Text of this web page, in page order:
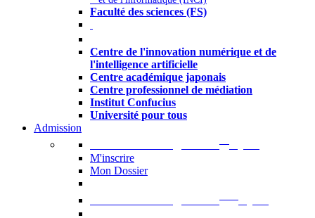
Faculté des sciences (FS)
Centre de l'innovation numérique et de
l'intelligence artificielle
Centre académique japonais
Centre professionnel de médiation
Institut Confucius
Université pour tous
Admission
M'inscrire
Mon Dossier